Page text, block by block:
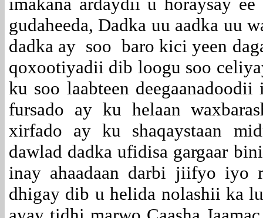
gudaheeda, Dadka uu aadka uu
dadka ay soo baro kici yeen
qoxootiyadii dib loogu soo
ku soo laabteen
fursado ay ku helaan
xirfado ay ku shaqaystaan
dawlad dadka ufidisa gargaar
inay ahaadaan darbi jiifyo iyo
dhigay dib u helida nolashii ka